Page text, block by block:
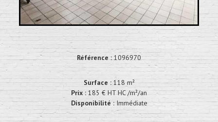
Référence :1096970
Surface : 118 m²
Prix : 185 € HT HC /m²/an
Disponibilité : Immédiate